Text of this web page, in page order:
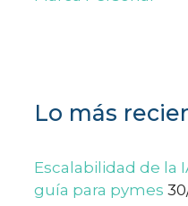
Lo más
Escalabilidad de la
guía para pymes